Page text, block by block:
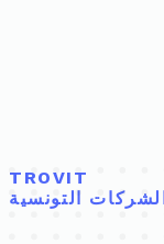
TROVIT
التونسية